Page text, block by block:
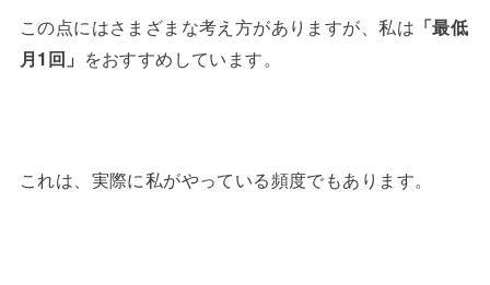
この点にはさまざまな考え方がありますが、私は 「最低
月1回」 をおすすめしています。
これは、実際に私がやっている頻度でもあります。